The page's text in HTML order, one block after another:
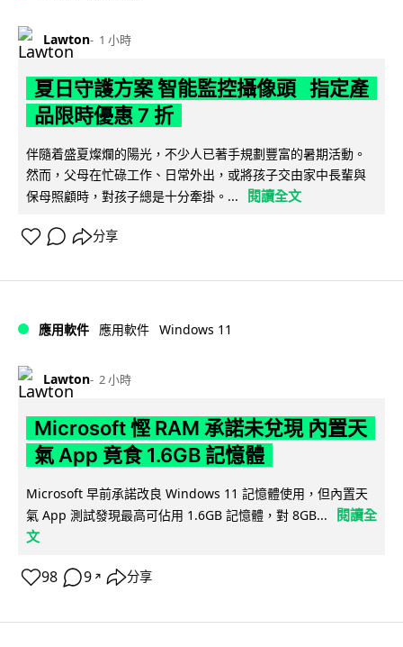
Lawton 1 小時
夏日守護方案 智能監控攝像頭 指定產
品限時優惠 7 折
伴隨着盛夏燦爛的陽光，不少人已著手規劃豐富的暑期活動。
然而，父母在忙碌工作、日常外出，或將孩子交由家中長輩與
保母照顧時，對孩子總是十分牽掛。...
閱讀全文
分享
應用軟件 應用軟件 Windows 11
Lawton 2 小時
Microsoft 慳 RAM 承諾未兌現 內置天
氣 App 竟食 1.6GB 記憶體
Microsoft 早前承諾改良 Windows 11 記憶體使用，但內置天
氣 App 測試發現最高可佔用 1.6GB 記憶體，對 8GB...
閱讀全
文
98 9 ↗ 分享